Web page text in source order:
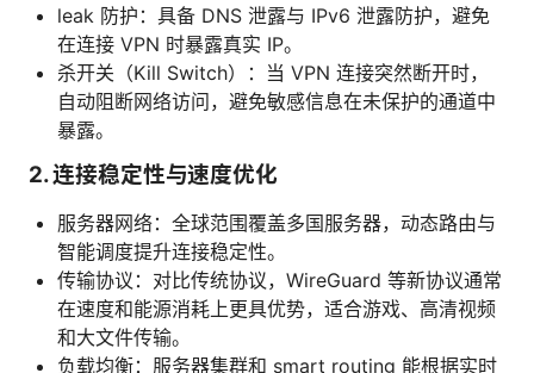
leak 防护：具备 DNS 泄露与 IPv6 泄露防护，避免
在连接 VPN 时暴露真实 IP。
杀开关（Kill Switch）：当 VPN 连接突然断开时，
自动阻断网络访问，避免敏感信息在未保护的通道中
暴露。
2. 连接稳定性与速度优化
服务器网络：全球范围覆盖多国服务器，动态路由与
智能调度提升连接稳定性。
传输协议：对比传统协议，WireGuard 等新协议通常
在速度和能源消耗上更具优势，适合游戏、高清视频
和大文件传输。
负载均衡：服务器集群和 smart routing 能根据实时